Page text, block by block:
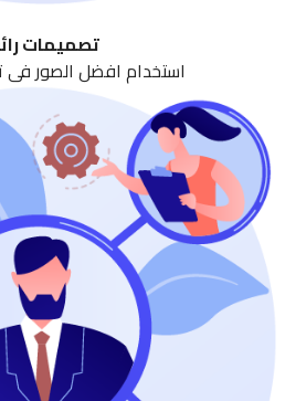
تصميمات
استخدام افضل الصور فى